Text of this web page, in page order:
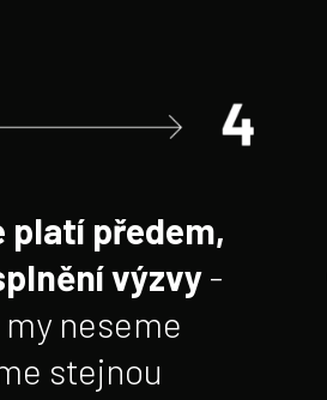
platí předem,
výzvy-
neseme
stejnou